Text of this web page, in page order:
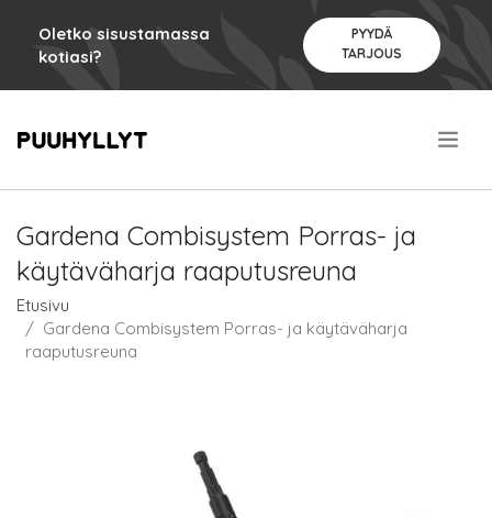
Oletko sisustamassa
kotiasi?
PYYDÄ
TARJOUS
Gardena Combisystem Porras- ja
käytäväharja raaputusreuna
Etusivu
Gardena Combisystem Porras- ja käytäväharja
raaputusreuna